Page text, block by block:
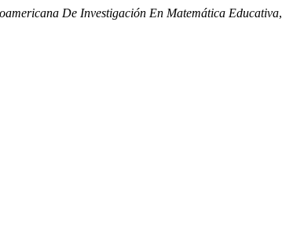
De Investigación En Matemática Educativa,